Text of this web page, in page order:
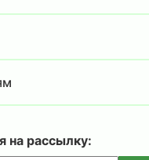
на рассылку: